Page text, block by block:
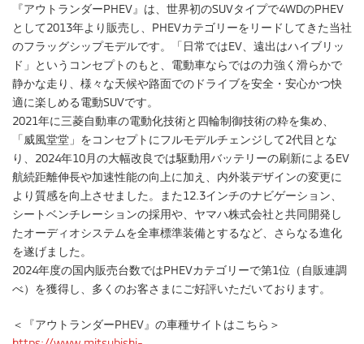
『アウトランダーPHEV』は、世界初のSUVタイプで4WDのPHEV
として2013年より販売し、PHEVカテゴリーをリードしてきた当社
のフラッグシップモデルです。「日常ではEV、遠出はハイブリッ
ド」というコンセプトのもと、電動車ならではの力強く滑らかで
静かな走り、様々な天候や路面でのドライブを安全・安心かつ快
適に楽しめる電動SUVです。
2021年に三菱自動車の電動化技術と四輪制御技術の粋を集め、
「威風堂堂」をコンセプトにフルモデルチェンジして2代目とな
り、2024年10月の大幅改良では駆動用バッテリーの刷新によるEV
航続距離伸長や加速性能の向上に加え、内外装デザインの変更に
より質感を向上させました。また12.3インチのナビゲーション、
シートベンチレーションの採用や、ヤマハ株式会社と共同開発し
たオーディオシステムを全車標準装備とするなど、さらなる進化
を遂げました。
2024年度の国内販売台数ではPHEVカテゴリーで第1位（自販連調
べ）を獲得し、多くのお客さまにご好評いただいております。
＜『アウトランダーPHEV』の車種サイトはこちら＞